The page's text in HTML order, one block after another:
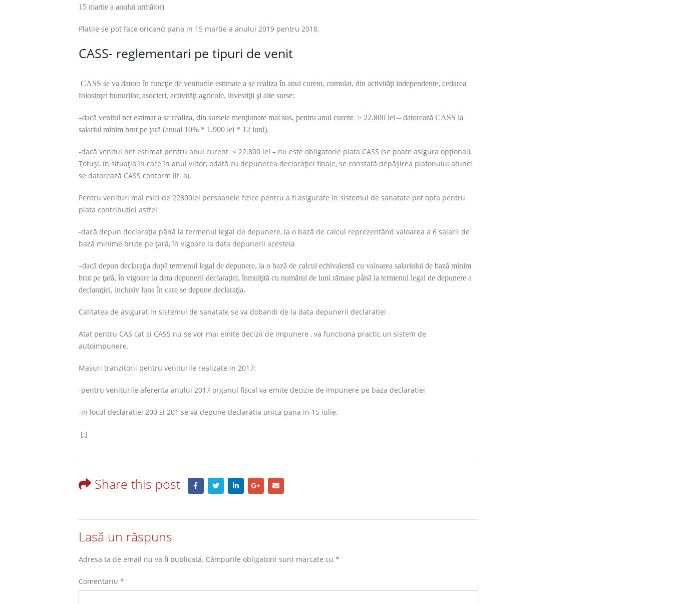
15 martie a anului următor)
Platile se pot face oricand pana in 15 martie a anului 2019 pentru 2018.
CASS- reglementari pe tipuri de venit
CASS se va datora în funcţie de veniturile estimate a se realiza în anul curent, cumulat, din activităţi independente, cedarea
folosinţei bunurilor, asocieri, activităţi agricole, investiţii şi alte surse:
–dacă venitul net estimat a se realiza, din sursele menţionate mai sus, pentru anul curent ≥ 22.800 lei – datorează CASS la
salariul minim brut pe ţară (anual 10% * 1.900 lei * 12 luni).
-dacă venitul net estimat pentru anul curent < 22.800 lei – nu este obligatorie plata CASS (se poate asigura opţional).
Totuşi, în situaţia în care în anul viitor, odată cu depunerea declaraţiei finale, se constată depăşirea plafonului atunci
se datorează CASS conform lit. a).
Pentru venituri mai mici de 22800lei persoanele fizice pentru a fi asigurate in sistemul de sanatate pot opta pentru
plata contributiei astfel
-dacă depun declaraţia până la termenul legal de depunere, la o bază de calcul reprezentând valoarea a 6 salarii de
bază minime brute pe ţară, în vigoare la data depunerii acesteia
–dacă depun declaraţia după termenul legal de depunere, la o bază de calcul echivalentă cu valoarea salariului de bază minim
brut pe ţară, în vigoare la data depunerii declaraţiei, înmulţită cu numărul de luni rămase până la termenul legal de depunere a
declaraţiei, inclusiv luna în care se depune declaraţia.
Calitatea de asigurat in sistemul de sanatate se va dobandi de la data depunerii declaratiei .
Atat pentru CAS cat si CASS nu se vor mai emite decizii de impunere , va functiona practic un sistem de
autoimpunere.
Masuri tranzitorii pentru veniturile realizate in 2017:
-pentru veniturile aferenta anului 2017 organul fiscal va emite decizie de impunere pe baza declaratiei
-in locul declaratiei 200 si 201 se va depune declaratia unica pana in 15 iulie.
[:]
Share this post
Lasă un răspuns
Adresa ta de email nu va fi publicată. Câmpurile obligatorii sunt marcate cu *
Comentariu *